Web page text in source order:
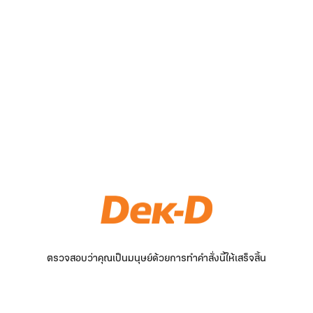
ตรวจสอบว่าคุณเป็นมนุษย์ด้วยการทำคำสั่งนี้ให้เสร็จสิ้น